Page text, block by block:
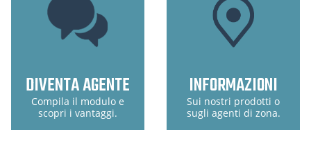
DIVENTA AGENTE
Compila il modulo e
scopri i vantaggi.
INFORMAZIONI
Sui nostri prodotti o
sugli agenti di zona.